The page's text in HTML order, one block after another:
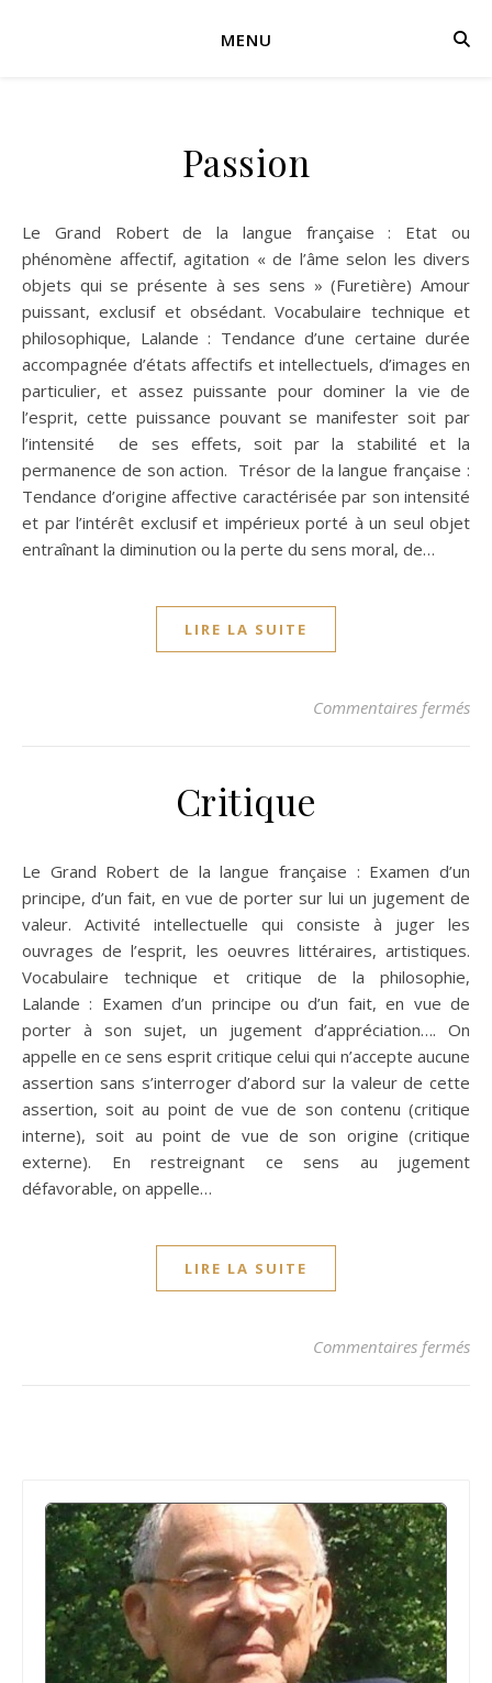
MENU
Passion
Le Grand Robert de la langue française : Etat ou
phénomène affectif, agitation « de l’âme selon les divers
objets qui se présente à ses sens » (Furetière) Amour
puissant, exclusif et obsédant. Vocabulaire technique et
philosophique, Lalande : Tendance d’une certaine durée
accompagnée d’états affectifs et intellectuels, d’images en
particulier, et assez puissante pour dominer la vie de
l’esprit, cette puissance pouvant se manifester soit par
l’intensité de ses effets, soit par la stabilité et la
permanence de son action. Trésor de la langue française :
Tendance d’origine affective caractérisée par son intensité
et par l’intérêt exclusif et impérieux porté à un seul objet
entraînant la diminution ou la perte du sens moral, de…
LIRE LA SUITE
Commentaires fermés
Critique
Le Grand Robert de la langue française : Examen d’un
principe, d’un fait, en vue de porter sur lui un jugement de
valeur. Activité intellectuelle qui consiste à juger les
ouvrages de l’esprit, les oeuvres littéraires, artistiques.
Vocabulaire technique et critique de la philosophie,
Lalande : Examen d’un principe ou d’un fait, en vue de
porter à son sujet, un jugement d’appréciation…. On
appelle en ce sens esprit critique celui qui n’accepte aucune
assertion sans s’interroger d’abord sur la valeur de cette
assertion, soit au point de vue de son contenu (critique
interne), soit au point de vue de son origine (critique
externe). En restreignant ce sens au jugement
défavorable, on appelle…
LIRE LA SUITE
Commentaires fermés